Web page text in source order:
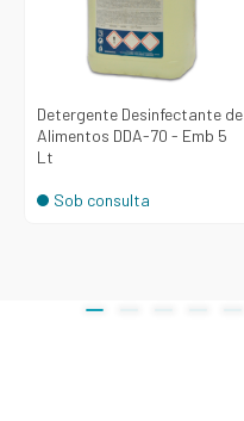
Detergente Desinfectante de
Alimentos DDA-70 - Emb 5
Lt
Sob consulta